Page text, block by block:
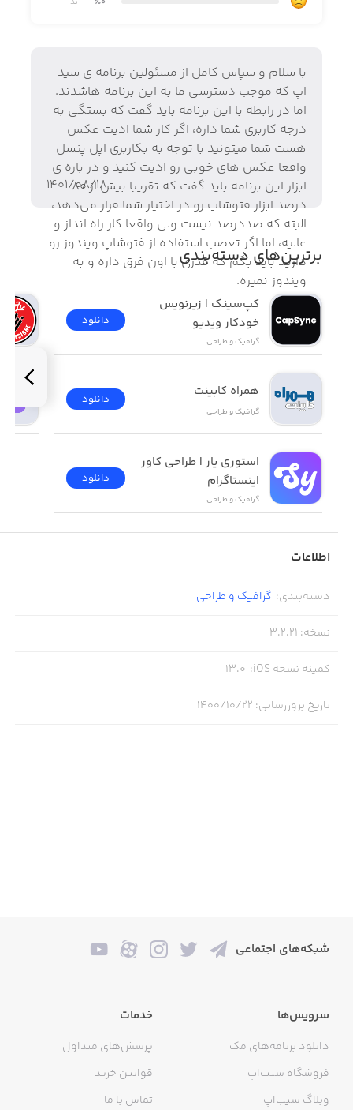
چندین صفحه را باز کنید و با استفاده از لایه‌های نامحدودی که
قدرتمندی که روی این اپلیکیشن قرار دارد، به شما کمک خواهد
کرد بدون محدودیت خلاقیت خود را به تصویر بکشید.
برخی از ویژگی‌های اپلیکیشن Artstudio Pro:
- امکان استفاده از بوم‌ها تا سایز 64Mpix
- وجود ابزارهای کاربردی و متنوع ازجمله Move، Burn، Dodge،
Wet Paint و...
سریع‌تر از نسل قبل
- امکان استفاده از لایه‌های متنی در کنار افکت‌هایی ازجمله
Bevel/Emboss، Stroke، Inner Shadow، Outer Glow و...
- پشتیبانی روان و بدون لگ از Apple Pencil
با سلام و سپاس کامل از مسئولین برنامه ی سید
اپ که موجب دسترسی ما به این برنامه هاشدند.
اما در رابطه با این برنامه باید گفت که بستگی به
درجه کاربری شما داره، اگر کار شما ادیت عکس
هست شما میتونید با توجه به بکاربری اپل پنسل
واقعا عکس های خوبی رو ادیت کنید و در باره ی
ابزار این برنامه باید گفت که تقریبا بیش از ۸۰
درصد ابزار فتوشاپ رو در اختیار شما قرار می‌دهد،
البته که صددرصد نیست ولی واقعا کار راه انداز و
عالیه، اما اگر تعصب استفاده از فتوشاپ ویندوز رو
دارید باید بگم که قدری با اون فرق داره و به
ویندوز نمیره.
۱۴۰۱/۰۸/۱۸
برترین‌های دسته‌بندی
خودکار ویدیو
گرافیک و طراحی
دانلود
همراه کابینت
گرافیک و طراحی
دانلود
استوری یار | طراحی کاور
اینستاگرام
گرافیک و طراحی
دانلود
اطلاعات
دسته‌بندی: گرافیک و طراحی
نسخه:
3.2.21
کمینه نسخه iOS :
13.0
تاریخ بروزرسانی: ۱۴۰۰/۱۰/۲۲
شبکه‌های اجتماعی
سرویس‌ها
دانلود برنامه‌های مک
فروشگاه سیب‌اپ
وبلاگ سیب‌اپ
خدمات
پرسش‌های متداول
قوانین خرید
تماس با ما